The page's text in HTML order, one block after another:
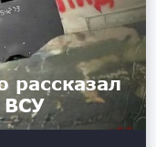
рассказал
ВСУ